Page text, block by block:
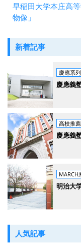
早稲田大学本庄高
物像」
新着記事
慶應系
慶應義
高校推
慶應義
MARCH
明治大
人気記事